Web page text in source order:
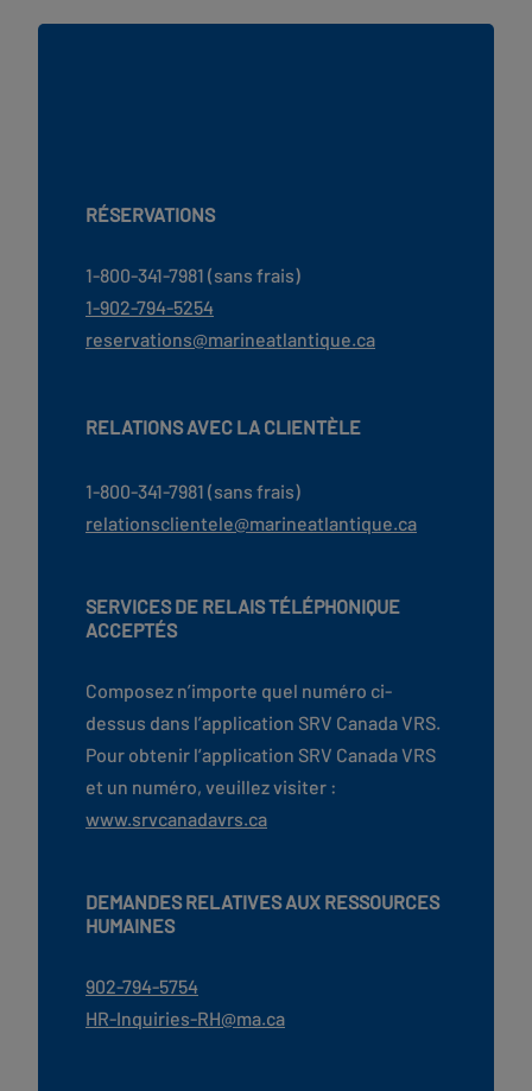
RÉSERVATIONS
1-800-341-7981 (sans frais)
1-902-794-5254
reservations@marineatlantique.ca
RELATIONS AVEC LA CLIENTÈLE
1-800-341-7981 (sans frais)
relationsclientele@marineatlantique.ca
SERVICES DE RELAIS TÉLÉPHONIQUE
ACCEPTÉS
Composez n’importe quel numéro ci-
dessus dans l’application SRV Canada VRS.
Pour obtenir l’application SRV Canada VRS
et un numéro, veuillez visiter :
www.srvcanadavrs.ca
DEMANDES RELATIVES AUX RESSOURCES
HUMAINES
902-794-5754
HR-Inquiries-RH@ma.ca